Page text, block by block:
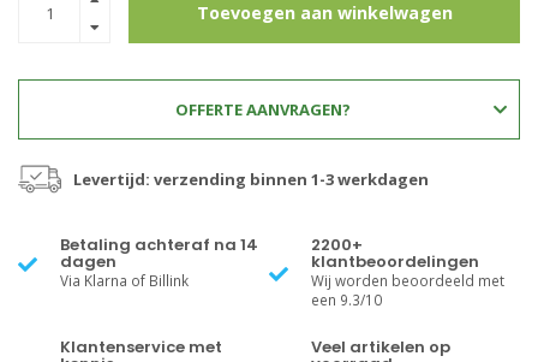
Toevoegen aan winkelwagen
OFFERTE AANVRAGEN?
Levertijd: verzending binnen 1-3 werkdagen
Betaling achteraf na 14
dagen
Via Klarna of Billink
2200+
klantbeoordelingen
Wij worden beoordeeld met
een 9.3/10
Klantenservice met Veel artikelen op